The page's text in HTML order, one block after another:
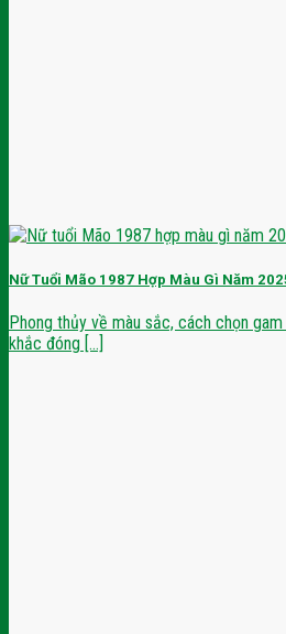
Nữ Tuổi Mão 1987 Hợp Màu Gì Năm
Phong thủy về màu sắc, cách chọn
khắc đóng [...]